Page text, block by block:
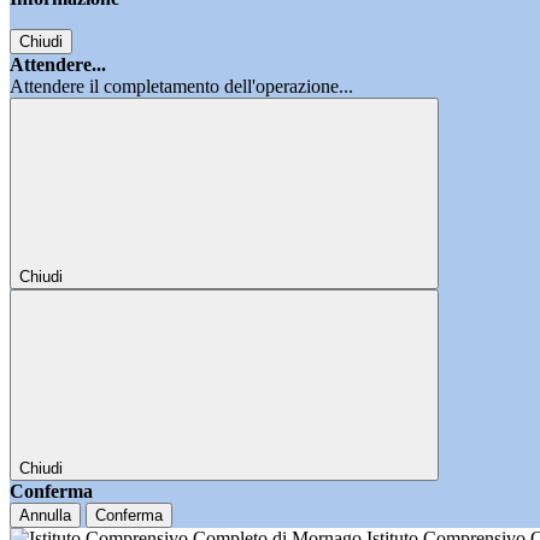
Chiudi
Attendere...
Attendere il completamento dell'operazione...
Chiudi
Chiudi
Conferma
Annulla Conferma